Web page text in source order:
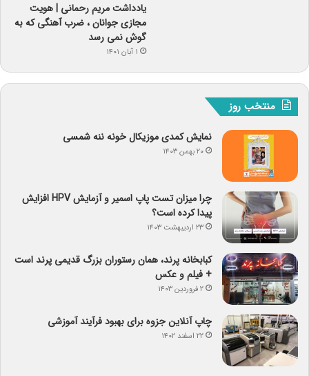
یادداشت مریم رحمانی | هویت
مجازی جوانان ، ضرب آهنگی که به
گوش نمی رسد
۱ آبان ۱۴۰۱
منتخب روز
نمایش کمدی موزیکال خونه ننه شمسی
۲۰ بهمن ۱۴۰۳
چرا میزان تست پاپ اسمیر و آزمایش HPV افزایش
پیدا کرده است؟
۲۳ اردیبهشت ۱۴۰۳
کبابخانه پرند، همان رستوران بزرگ قدیمی پرند است
+ فیلم و عکس
۲ فروردین ۱۴۰۳
چاپ آنلاین جزوه برای بهبود فرآیند آموزشی
۲۲ اسفند ۱۴۰۲